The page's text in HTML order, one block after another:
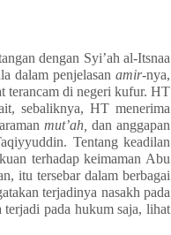
dengan Syi’ah al-Itsnaa
dalam penjelasan amir-nya,
terancam di negeri kufur. HT
sebaliknya, HT menerima
mut’ah, dan anggapan
Tentang keadilan
terhadap keimaman Abu
itu tersebar dalam berbagai
terjadinya nasakh pada
pada hukum saja, lihat